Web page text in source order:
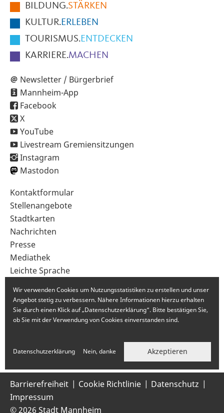
SeiteBILDUNG.STÄRKEN
KULTUR.ERLEBEN
TOURISMUS.ENTDECKEN
KARRIERE.MACHEN
Newsletter / Bürgerbrief
Mannheim-App
Facebook
X
YouTube
Livestream Gremiensitzungen
Instagram
Mastodon
Sekundärnavigation
im
Fußbereich
Kontaktformular
Stellenangebote
Stadtkarten
Nachrichten
Presse
Mediathek
Leichte Sprache
Barrierefreiheit Cookie Richtlinie
Datenschutz
Impressum
© 2026 Stadt Mannheim
Wir verwenden Cookies um Nutzungsstatistiken zu erstellen und unser
Angebot stetig zu verbessern. Nähere Informationen hierzu erhalten
Sie durch einen Klick auf „Datenschutzerklärung“. Bitte bestätigen Sie,
ob Sie mit der Verwendung von Cookies einverstanden sind.
Datenschutzerklärung Nein, danke Akzeptieren